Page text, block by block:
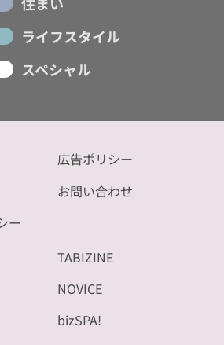
ライフスタイル
スペシャル
ー
広告ポリシー
お問い合わせ
TABIZINE
NOVICE
bizSPA!